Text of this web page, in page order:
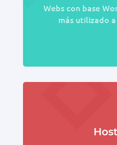
Webs con base
más utilizado